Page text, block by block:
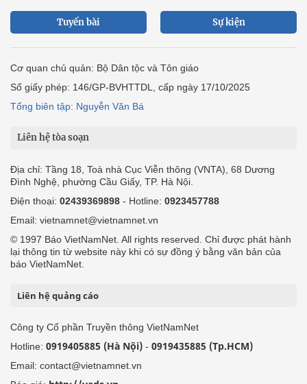
Tuyến bài Sự kiện
Cơ quan chủ quản: Bộ Dân tộc và Tôn giáo
Số giấy phép: 146/GP-BVHTTDL, cấp ngày 17/10/2025
Tổng biên tập: Nguyễn Văn Bá
Liên hệ tòa soạn
Địa chỉ: Tầng 18, Toà nhà Cục Viễn thông (VNTA), 68 Dương
Đình Nghệ, phường Cầu Giấy, TP. Hà Nội.
Điện thoại: 02439369898 - Hotline: 0923457788
Email: vietnamnet@vietnamnet.vn
© 1997 Báo VietNamNet. All rights reserved. Chỉ được phát hành
lại thông tin từ website này khi có sự đồng ý bằng văn bản của
báo VietNamNet.
Liên hệ quảng cáo
Công ty Cổ phần Truyền thông VietNamNet
Hotline: 0919405885 (Hà Nội) - 0919435885 (Tp.HCM)
Email: contact@vietnamnet.vn